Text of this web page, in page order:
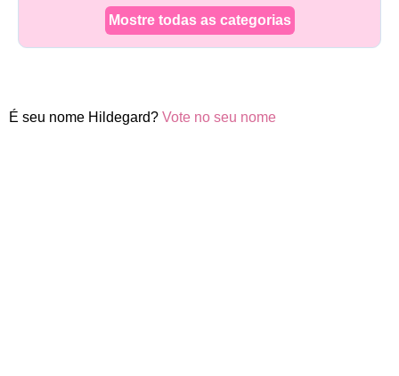
Mostre todas as categorias
É seu nome Hildegard? Vote no seu nome